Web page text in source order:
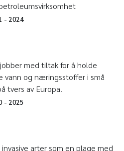
- 2024
med tiltak for å holde
vann og næringsstoffer i små
tvers av Europa.
- 2025
arter som en plage med